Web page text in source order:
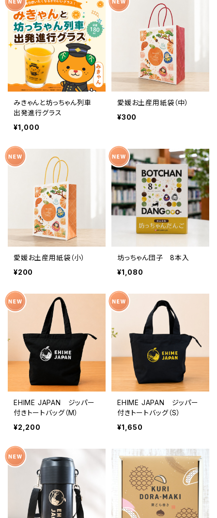
みきゃんと坊っちゃん列車
出発進行グラス
¥1,000
愛媛お土産用紙袋（中）
¥300
愛媛お土産用紙袋（小）
¥200
坊っちゃん団子 8本入
¥1,080
EHIME JAPAN ジッパー
付きトートバッグ（M）
¥2,200
EHIME JAPAN ジッパー
付きトートバッグ（S）
¥1,650